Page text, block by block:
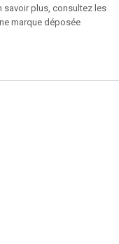
savoir plus, consultez les
marque déposée